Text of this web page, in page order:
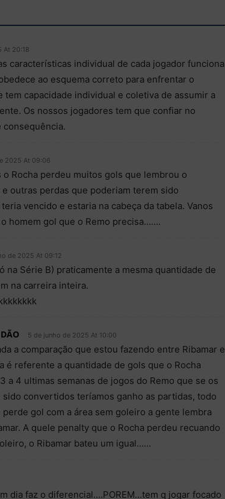
At 20:18
características individual de cada jogador funciona
ao esquema correto para enfrentar o
tem capacidade individual e coletiva de assumir a
Os nossos jogadores tem que confiar no
2025 At 09:06
Rocha perdeu muitos gols que lembrou o
e outras perdas que poderiam terem sido
vencido e estaria na cabeça da tabela. Vanos
homem gol que o Remo precisa…….
de 2025 At 09:12
na Série B) praticamente a mesma quantidade de
na carreira inteira.
5 de junho de 2025 At 10:00
a comparação que estou fazendo entre Ribamar e
é referente a quantidade de gols que o Rocha
a 4 ultimas semanas de jogos do Remo que se os
sido convertidos teríamos ganho as partidas, todo
perde gol com a área sem goleiro a gente lembra
A quele penalty que o Rocha perdeu recuando
o Ribamar bateu um igual……
dia faz o diferencial….POREM…tem q jogar focado